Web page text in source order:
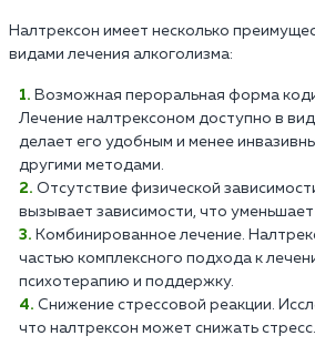
Налтрексон имеет несколько
видами лечения алкоголизма:
Возможная пероральная форма
Лечение налтрексоном доступно в
делает его удобным и менее
другими методами.
Отсутствие физической
вызывает зависимости, что
Комбинированное лечение.
частью комплексного подхода к
психотерапию и поддержку.
Снижение стрессовой реакции.
что налтрексон может снижать стресс.